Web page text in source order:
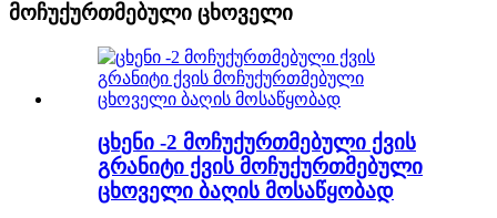
მოჩუქურთმებული ცხოველი
ცხენი -2 მოჩუქურთმებული ქვის
გრანიტი ქვის მოჩუქურთმებული
ცხოველი ბაღის მოსაწყობად